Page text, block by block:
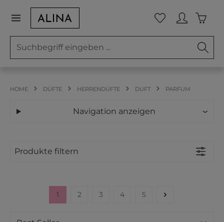
Zum Hauptinhalt springen Du hast 0
HOME DÜFTE HERRENDÜFTE DUFT PARFUM
Navigation anzeigen
Produkte filtern
Seite
1 Seite
2 Seite
3 Seite
4 Seite
5